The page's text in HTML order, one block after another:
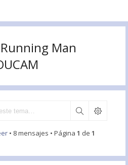
Man
• 8 mensajes • Página 1 de 1